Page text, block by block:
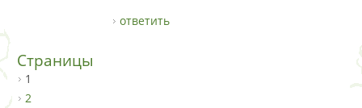
ответить
Страницы
1
2